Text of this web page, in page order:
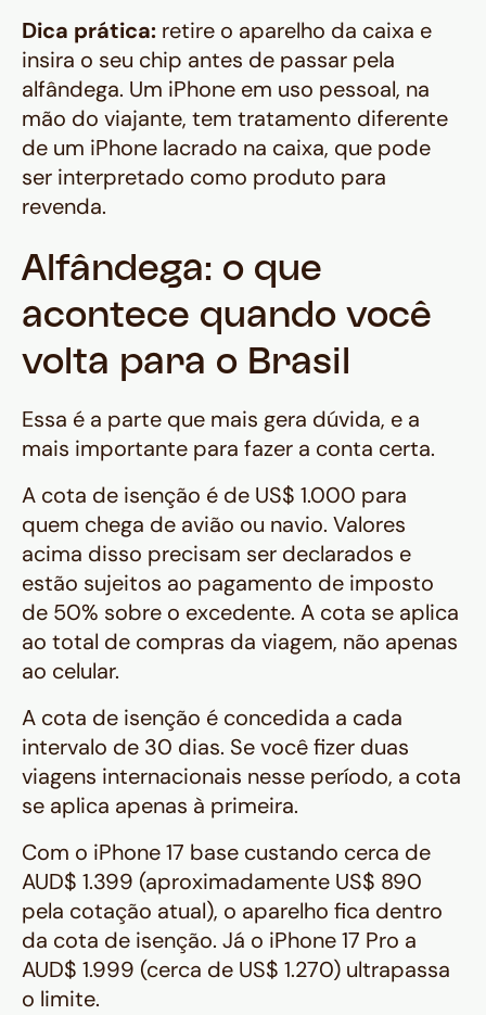
Dica prática: retire o aparelho da caixa e
insira o seu chip antes de passar pela
alfândega. Um iPhone em uso pessoal, na
mão do viajante, tem tratamento diferente
de um iPhone lacrado na caixa, que pode
ser interpretado como produto para
revenda.
Alfândega: o que
acontece quando você
volta para o Brasil
Essa é a parte que mais gera dúvida, e a
mais importante para fazer a conta certa.
A cota de isenção é de US$ 1.000 para
quem chega de avião ou navio. Valores
acima disso precisam ser declarados e
estão sujeitos ao pagamento de imposto
de 50% sobre o excedente. A cota se aplica
ao total de compras da viagem, não apenas
ao celular.
A cota de isenção é concedida a cada
intervalo de 30 dias. Se você fizer duas
viagens internacionais nesse período, a cota
se aplica apenas à primeira.
Com o iPhone 17 base custando cerca de
AUD$ 1.399 (aproximadamente US$ 890
pela cotação atual), o aparelho fica dentro
da cota de isenção. Já o iPhone 17 Pro a
AUD$ 1.999 (cerca de US$ 1.270) ultrapassa
o limite.